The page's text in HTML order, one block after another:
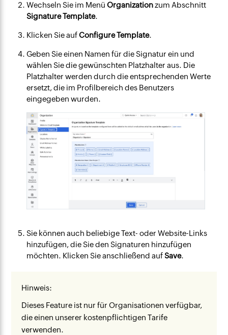
Wechseln Sie im MenüOrganizationzum Abschnitt
Signature Template.
Klicken Sie aufConfigure Template.
Geben Sie einen Namen für die Signatur ein und
wählen Sie die gewünschten Platzhalter aus. Die
Platzhalter werden durch die entsprechenden Werte
ersetzt, die im Profilbereich des Benutzers
eingegeben wurden.
Sie können auch beliebige Text- oder Website-Links
hinzufügen, die Sie den Signaturen hinzufügen
möchten. Klicken Sie anschließend aufSave.
Hinweis:
Dieses Feature ist nur für Organisationen verfügbar,
die einen unserer kostenpflichtigen Tarife
verwenden.